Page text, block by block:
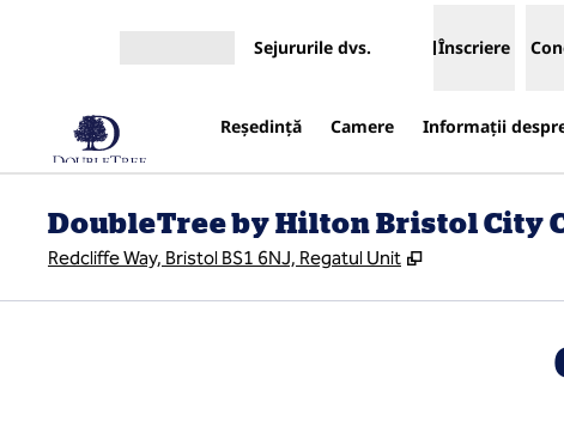
Sejururile dvs. Înscriere
Reşedinţă Camere Informații
DoubleTree by Hilton Bristol City
Redcliffe Way, Bristol BS1 6NJ, Regatul Unit ,